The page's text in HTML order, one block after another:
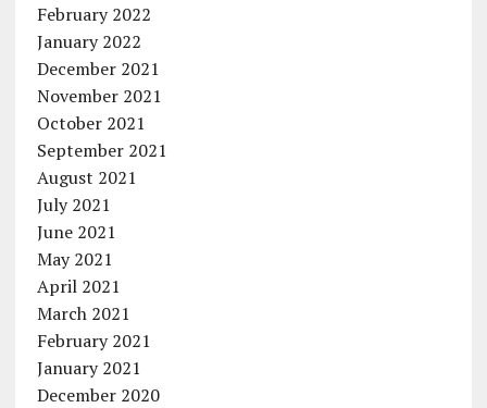
February 2022
January 2022
December 2021
November 2021
October 2021
September 2021
August 2021
July 2021
June 2021
May 2021
April 2021
March 2021
February 2021
January 2021
December 2020